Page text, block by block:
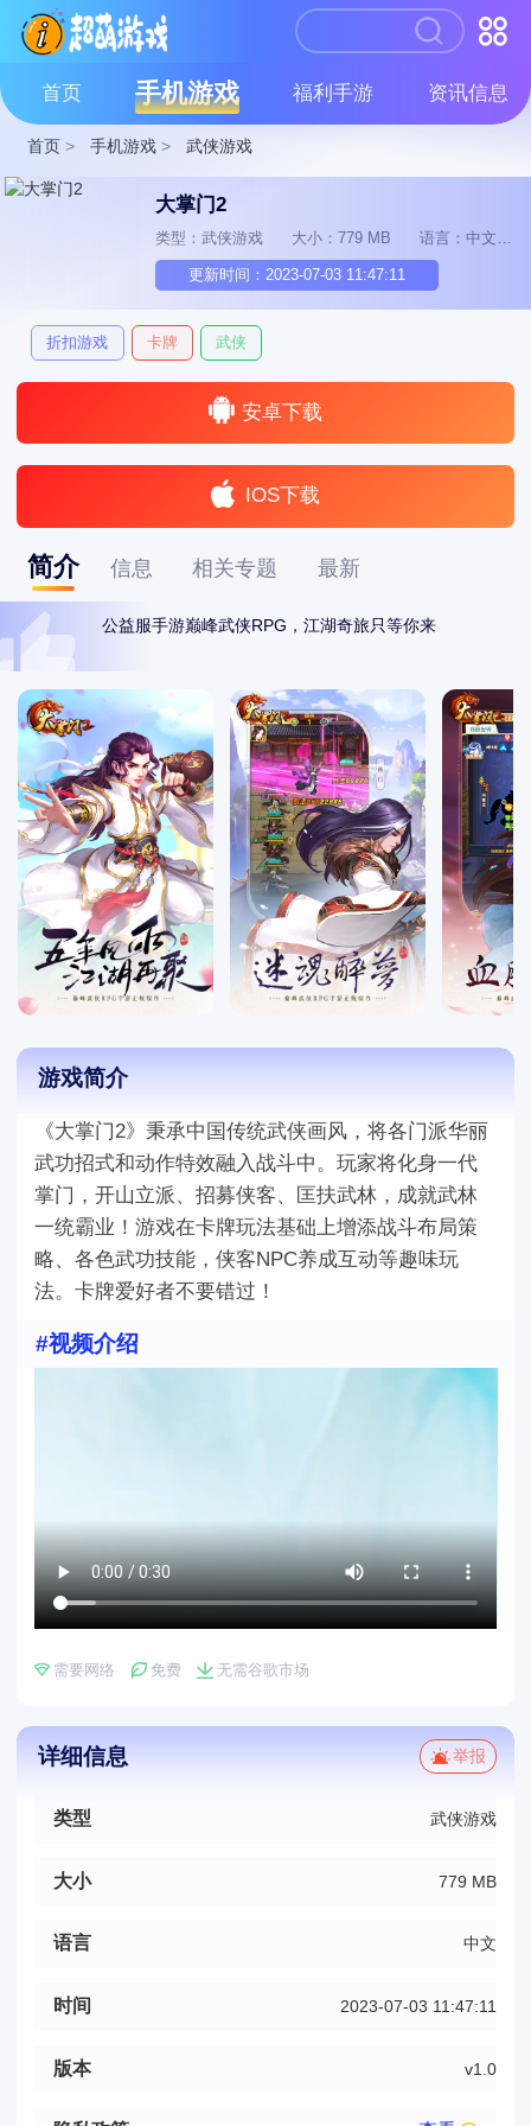
首页 手机游戏 福利手游 资讯信息
首页 > 手机游戏 > 武侠游戏
大掌门2
类型：武侠游戏 大小：779 MB 语言：中文
更新时间：2023-07-03 11:47:11
折扣游戏 卡牌 武侠
安卓下载
IOS下载
简介 信息 相关专题 最新
公益服手游巅峰武侠RPG，江湖奇旅只等你来
游戏简介
《大掌门2》秉承中国传统武侠画风，将各门派华丽
武功招式和动作特效融入战斗中。玩家将化身一代
掌门，开山立派、招募侠客、匡扶武林，成就武林
一统霸业！游戏在卡牌玩法基础上增添战斗布局策
略、各色武功技能，侠客NPC养成互动等趣味玩
法。卡牌爱好者不要错过！
#视频介绍
需要网络 免费 无需谷歌市场
详细信息 举报
类型 武侠游戏
大小 779 MB
语言 中文
时间 2023-07-03 11:47:11
版本 v1.0